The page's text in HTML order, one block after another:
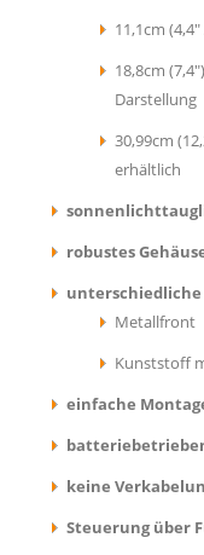
11,1cm
18,8cm
Darstellung
30,99cm
erhältlich
robustes
Metallfront
Kunststoff
einfache
keine
Steuerung über